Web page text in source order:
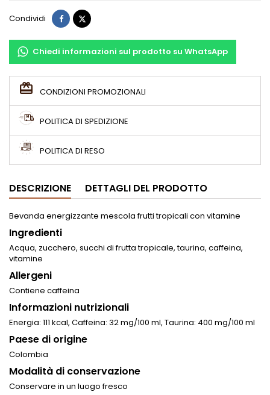
Condividi CondividiTwitta
Chiedi informazioni sul prodotto su WhatsApp
CONDIZIONI PROMOZIONALI
POLITICA DI SPEDIZIONE
POLITICA DI RESO
DESCRIZIONE DETTAGLI DEL PRODOTTO
Bevanda energizzante mescola frutti tropicali con vitamine
Ingredienti
Acqua, zucchero, succhi di frutta tropicale, taurina, caffeina,
vitamine
Allergeni
Contiene caffeina
Informazioni nutrizionali
Energia: 111 kcal, Caffeina: 32 mg/100 ml, Taurina: 400 mg/100 ml
Paese di origine
Colombia
Modalità di conservazione
Conservare in un luogo fresco